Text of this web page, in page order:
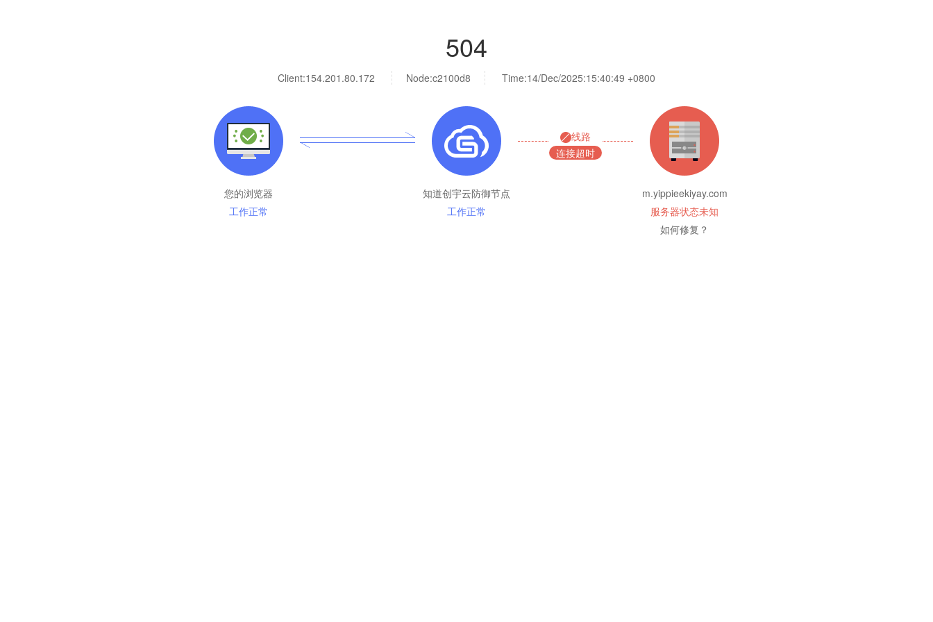
504
Client:154.201.80.172 Node:c2100d8 Time:14/Dec/2025:15:40:49 +0800
您的浏览器
工作正常
知道创宇云防御节点
工作正常
线路
连接超时
m.yippieekiyay.com
服务器状态未知
如何修复？